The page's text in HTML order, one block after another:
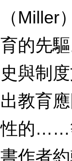
（
育的先
史與制
出教育
性的……
書作者